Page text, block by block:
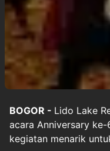
BOGOR - Lido Lake
acara Anniversary
kegiatan menarik